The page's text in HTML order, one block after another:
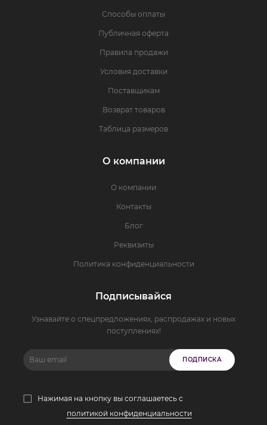
Способы оплаты
Публичная оферта
Правила продажи
Условия доставки
Поставщикам
Возврат товаров
Таблица размеров
О компании
О компании
Контакты
Блог
Реквизиты
Политика конфиденциальности
Подписывайся
Узнавайте о спецпредложениях, распродажах и новых
поступлениях!
ПОДПИСКА
Нажимая на кнопку вы соглашаетесь с
политикой конфиденциальности